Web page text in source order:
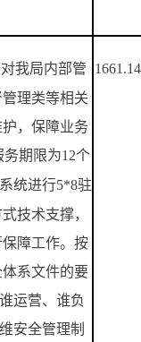
我局内部管
理类等相关
，保障业务
务期限为12个
统进行5*8驻
技术支撑，
障工作。按
系文件的要
运营、谁负
安全管理制